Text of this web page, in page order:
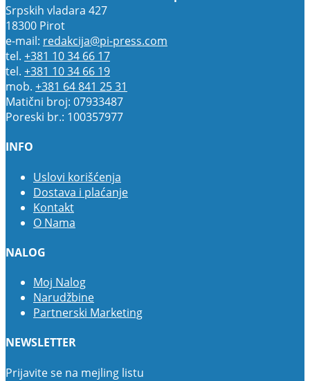
Srpskih vladara 427
18300 Pirot
e-mail: redakcija@pi-press.com
tel. +381 10 34 66 17
tel. +381 10 34 66 19
mob. +381 64 841 25 31
Matični broj: 07933487
Poreski br.: 100357977
INFO
Uslovi korišćenja
Dostava i plaćanje
Kontakt
O Nama
NALOG
Moj Nalog
Narudžbine
Partnerski Marketing
NEWSLETTER
Prijavite se na mejling listu